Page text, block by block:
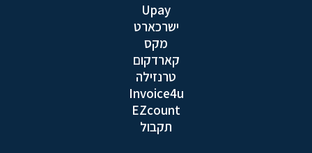
Upay
ישרכארט
מקס
קארדקום
טרנזילה
Invoice4u
EZcount
תקבול